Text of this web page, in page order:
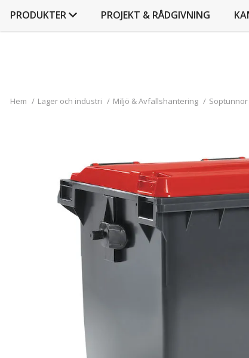
PRODUKTER PROJEKT & RÅDGIVNING
Hem / Lager och industri / Miljö & Avfallshantering /